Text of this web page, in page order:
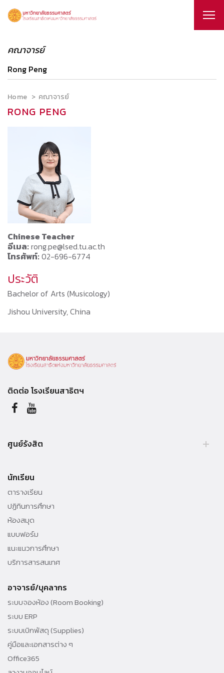
คณาจารย์
Rong Peng
Home คณาจารย์
RONG PENG
Chinese Teacher
อีเมล:rong.pe@lsed.tu.ac.th
โทรศัพท์:02-696-6774
ประวัติ
Bachelor of Arts (Musicology)
Jishou University, China
ติดต่อ โรงเรียนสาธิตฯ
ศูนย์รังสิต
Tel. +66 (0) 564 4440-79
นักเรียน
ตารางเรียน
ปฏิทินการศึกษา
ห้องสมุด
แบบฟอร์ม
แนะแนวการศึกษา
บริการสารสนเทศ
อาจารย์/บุคลากร
ระบบจองห้อง (Room Booking)
ระบบ ERP
ระบบเบิกพัสดุ (Supplies)
คู่มือและเอกสารต่าง ๆ
Office365